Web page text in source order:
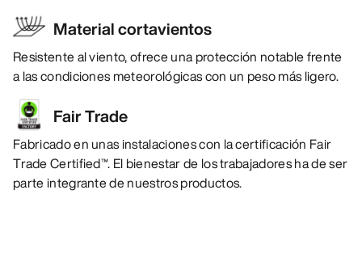
Material cortavientos
Resistente al viento, ofrece una protección notable frente
a las condiciones meteorológicas con un peso más ligero.
Fair Trade
Fabricado en unas instalaciones con la certificación Fair
Trade Certified™. El bienestar de los trabajadores ha de ser
parte integrante de nuestros productos.